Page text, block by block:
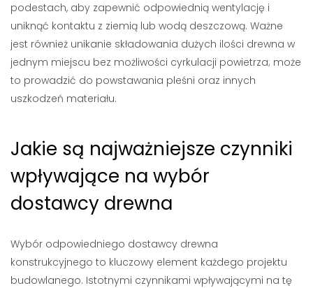
podestach, aby zapewnić odpowiednią wentylację i
uniknąć kontaktu z ziemią lub wodą deszczową. Ważne
jest również unikanie składowania dużych ilości drewna w
jednym miejscu bez możliwości cyrkulacji powietrza; może
to prowadzić do powstawania pleśni oraz innych
uszkodzeń materiału.
Jakie są najważniejsze czynniki
wpływające na wybór
dostawcy drewna
Wybór odpowiedniego dostawcy drewna
konstrukcyjnego to kluczowy element każdego projektu
budowlanego. Istotnymi czynnikami wpływającymi na tę